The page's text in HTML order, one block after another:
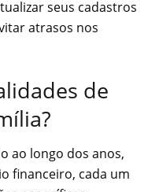
seus cadastros
atrasos nos
de
ao longo dos anos,
financeiro, cada um